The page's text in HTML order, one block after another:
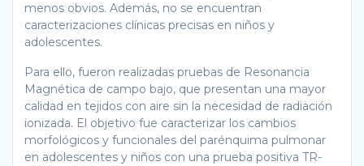
menos obvios. Además, no se encuentran
caracterizaciones clínicas precisas en niños y
adolescentes.
Para ello, fueron realizadas pruebas de Resonancia
Magnética de campo bajo, que presentan una mayor
calidad en tejidos con aire sin la necesidad de radiación
ionizada. El objetivo fue caracterizar los cambios
morfológicos y funcionales del parénquima pulmonar
en adolescentes y niños con una prueba positiva TR-